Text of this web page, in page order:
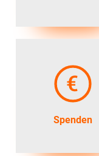
Spenden